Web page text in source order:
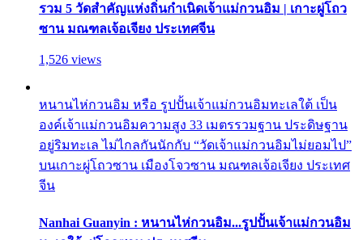
รวม 5 วัดสำคัญแห่งถิ่นกำเนิดเจ้าแม่กวนอิม | เกาะผู่โถว
ซาน มณฑลเจ้อเจียง ประเทศจีน
1,526 views
หนานไห่กวนอิม หรือ รูปปั้นเจ้าแม่กวนอิมทะเลใต้ เป็น
องค์เจ้าแม่กวนอิมความสูง 33 เมตรรวมฐาน ประดิษฐาน
อยู่ริมทะเล ไม่ไกลกันนักกับ “วัดเจ้าแม่กวนอิมไม่ยอมไป”
บนเกาะผู่โถวซาน เมืองโจวซาน มณฑลเจ้อเจียง ประเทศ
จีน
Nanhai Guanyin : หนานไห่กวนอิม...รูปปั้นเจ้าแม่กวนอิม